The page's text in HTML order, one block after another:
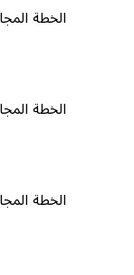
الخطة المجانية ٠
الخطة المجانية ٠
الخطة المجانية ٠